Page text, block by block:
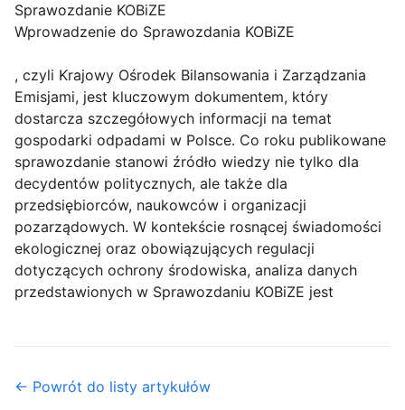
Sprawozdanie KOBiZE
Wprowadzenie do Sprawozdania KOBiZE
, czyli Krajowy Ośrodek Bilansowania i Zarządzania
Emisjami, jest kluczowym dokumentem, który
dostarcza szczegółowych informacji na temat
gospodarki odpadami w Polsce. Co roku publikowane
sprawozdanie stanowi źródło wiedzy nie tylko dla
decydentów politycznych, ale także dla
przedsiębiorców, naukowców i organizacji
pozarządowych. W kontekście rosnącej świadomości
ekologicznej oraz obowiązujących regulacji
dotyczących ochrony środowiska, analiza danych
przedstawionych w Sprawozdaniu KOBiZE jest
← Powrót do listy artykułów